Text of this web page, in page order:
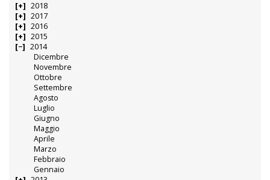
2018
2017
2016
2015
2014
Dicembre
Novembre
Ottobre
Settembre
Agosto
Luglio
Giugno
Maggio
Aprile
Marzo
Febbraio
Gennaio